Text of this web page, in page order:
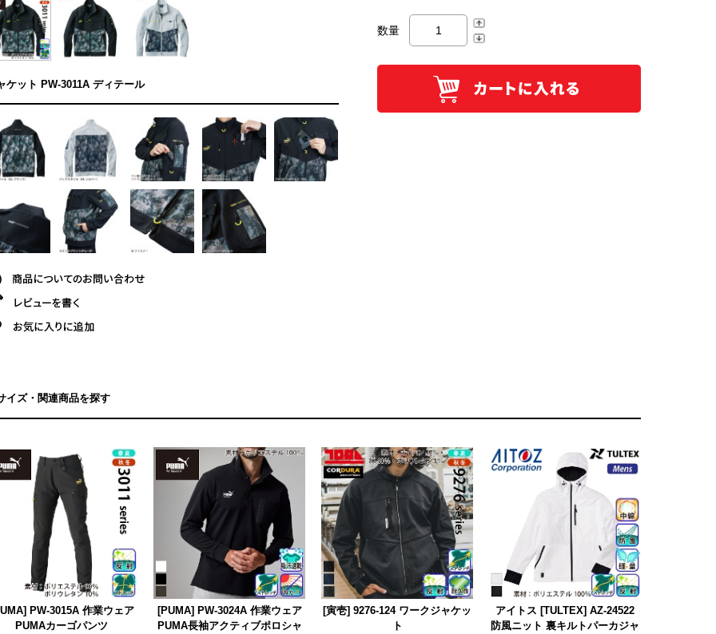
数量
ケット PW-3011A ディテール
イズ・関連商品を探す
PW-3015A 作業ウェア
PUMAカーゴパンツ
[PUMA] PW-3024A 作業ウェア
PUMA長袖アクティブポロシャ
[寅壱] 9276-124 ワークジャケッ
ト
アイトス [TULTEX] AZ-24522
防風ニット 裏キルトパーカジャ